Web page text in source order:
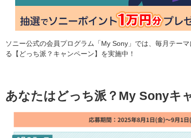
ソニー公式の会員プログラム「My Sony」では、毎月テー
る【どっち派？キャンペーン】を実施中！
あなたはどっち派？My Sonyキ